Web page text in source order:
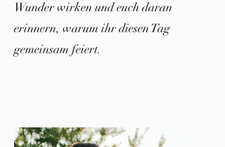
Wunder wirken und euch daran
erinnern, warum ihr diesen Tag
gemeinsam feiert.